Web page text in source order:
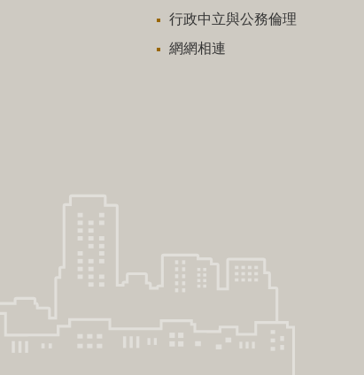
行政中立與公務倫理
網網相連